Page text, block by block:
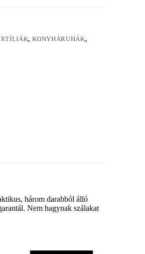
, KONYHARUHÁK,
három darabból álló
Nem hagynak szálakat